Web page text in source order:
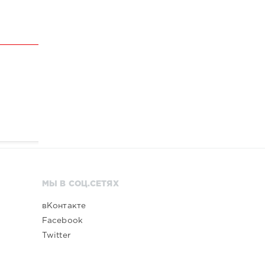
МЫ В СОЦ.СЕТЯХ
вКонтакте
Facebook
Twitter